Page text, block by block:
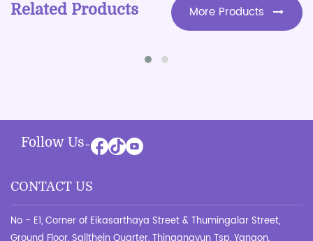
Related Products More Products
All in 1 Cleansing Foam
Follow Us-
CONTACT US
No - E1, Corner of Eikasarthaya Street & Thumingalar Street,